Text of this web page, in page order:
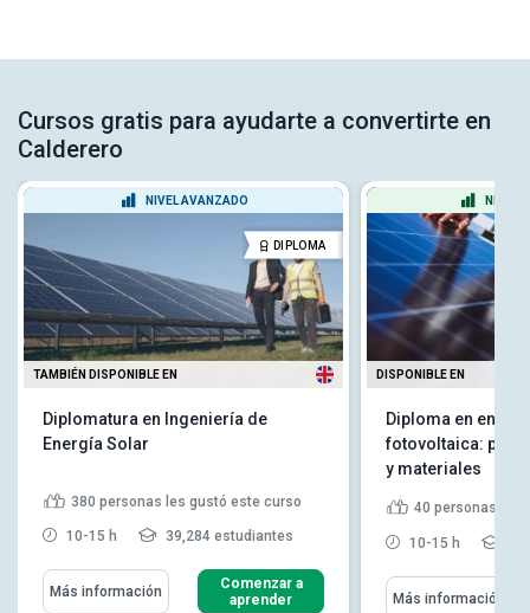
Cursos gratis para ayudarte a convertirte en
Calderero
NIVEL AVANZADO
DIPLOMA
TAMBIÉN DISPONIBLE EN
Diplomatura en Ingeniería de
Energía Solar
380 personas les gustó este curso
10-15 h 39,284 estudiantes
Más información
Comenzar a
aprender
NIVEL
DISPONIBLE EN
Diploma en
fotovoltaica:
y materiales
40 personas les
10-15 h
Más información